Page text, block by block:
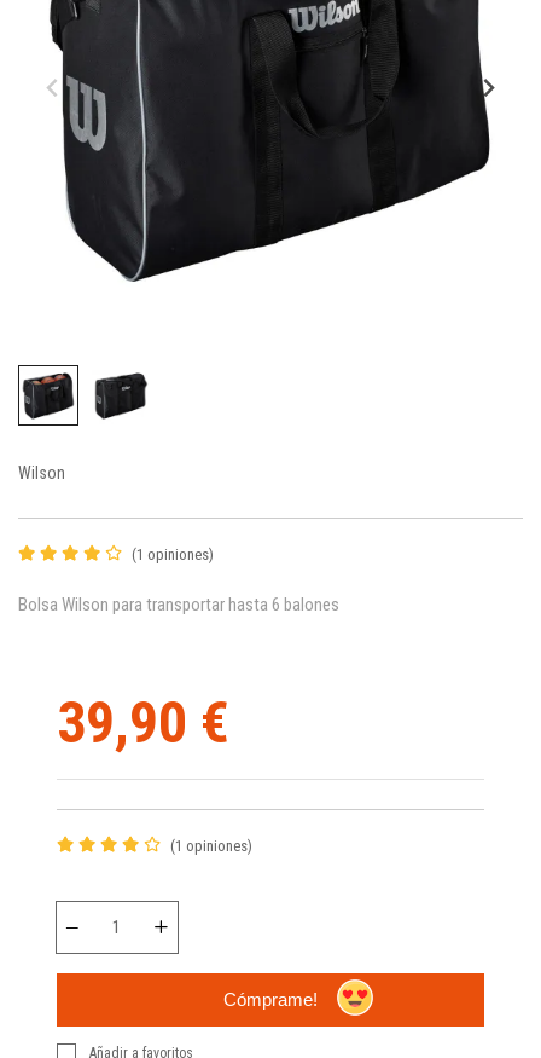
Wilson
(1 opiniones)
Bolsa Wilson para transportar hasta 6 balones
39,90 €
(1 opiniones)
Cómprame!
Añadir a favoritos